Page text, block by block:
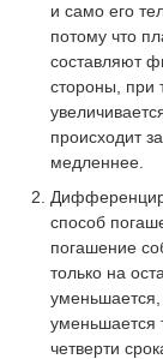
и само его
потому что
составляют
стороны, при
происходит
медленнее.
способ
погашение
только на
уменьшается
четверти